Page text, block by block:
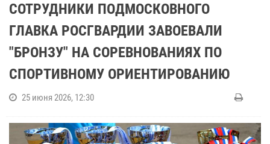
СОТРУДНИКИ ПОДМОСКОВНОГО
ГЛАВКА РОСГВАРДИИ ЗАВОЕВАЛИ
"БРОНЗУ" НА СОРЕВНОВАНИЯХ ПО
СПОРТИВНОМУ ОРИЕНТИРОВАНИЮ
25 июня 2026, 12:30